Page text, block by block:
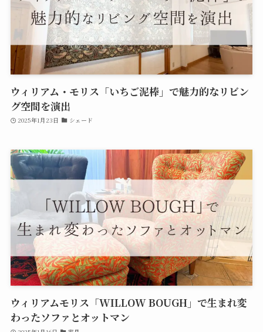
ウィリアム・モリス「いちご泥棒」で魅力的なリビン
グ空間を演出
2025年1月23日 シェード
ウィリアムモリス「WILLOW BOUGH」で生まれ変
わったソファとオットマン